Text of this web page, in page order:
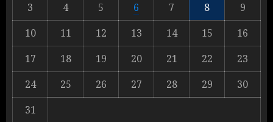
2
Rahul Gandhi के तीखे वार से बार-बार
झुकी मोदी सरकार?
3
4 5 6 7 8
9
10
11 12 13 14 15
16
17
18 19 20 21 22
23
24
25 26 27 28 29
30
31